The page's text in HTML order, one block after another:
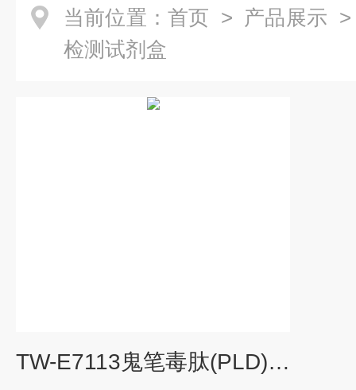
当前位置： 首页 > 产品展示
检测试剂盒
TW-E7113鬼笔毒肽(PLD)ELISA试剂盒